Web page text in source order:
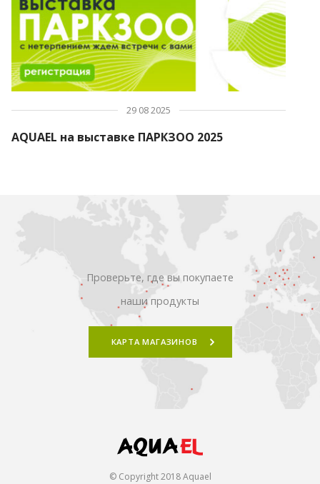
29 08 2025
AQUAEL на выставке ПАРКЗОО 2025
Проверьте, где вы покупаете
наши продукты
КАРТА МАГАЗИНОВ
© Copyright 2018 Aquael